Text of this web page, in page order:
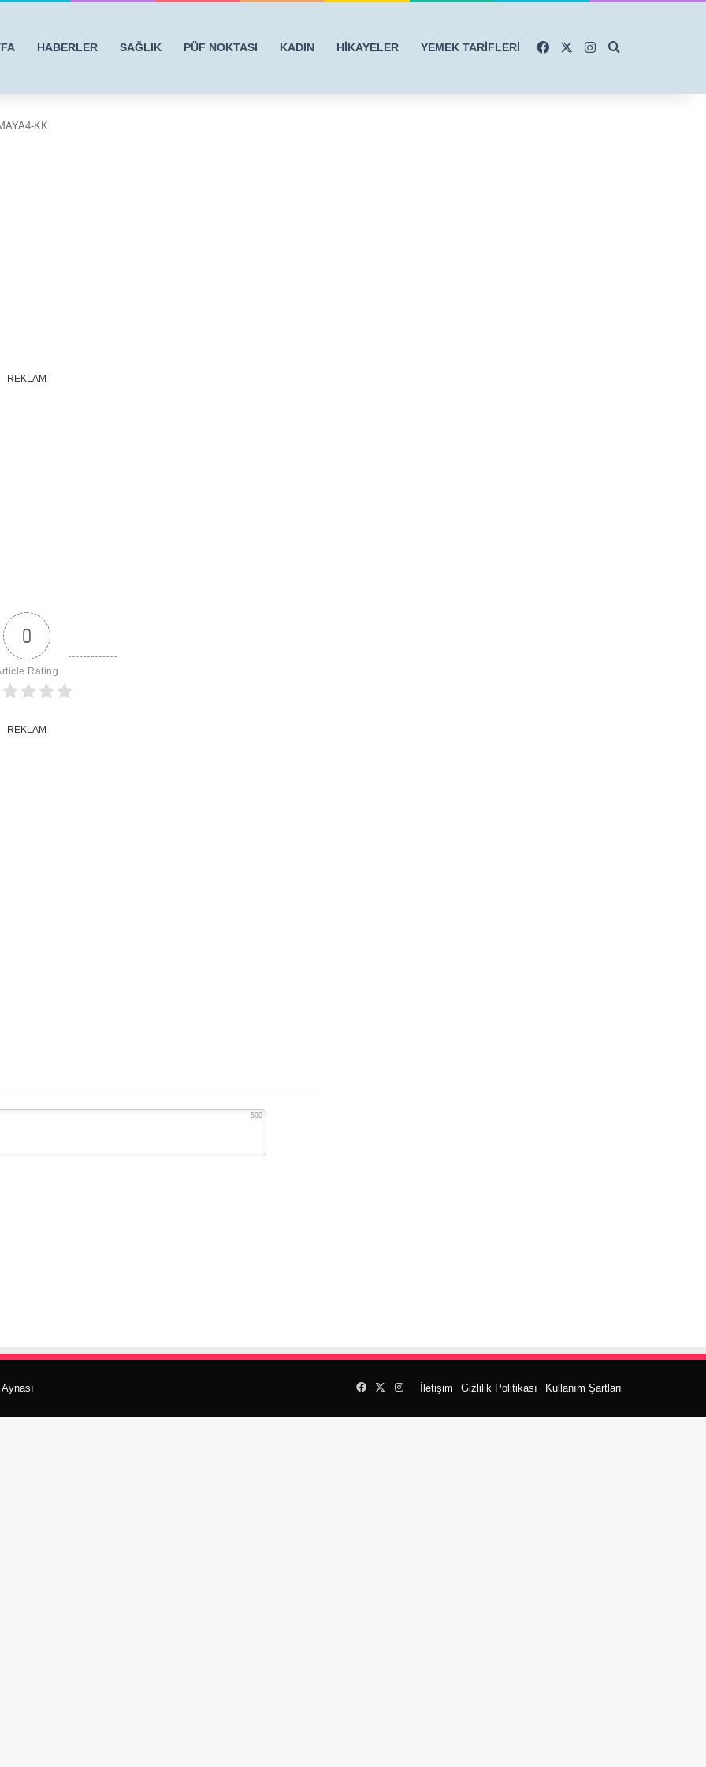
HABERLER SAĞLIK PÜF NOKTASI KADIN HİKAYELER YEMEK TARİFLERİ FacebookInstagram
KK
REKLAM
0
Rating
REKLAM
500
İletişim Gizlilik Politikası Kullanım Şartları
Facebook
X Instagram